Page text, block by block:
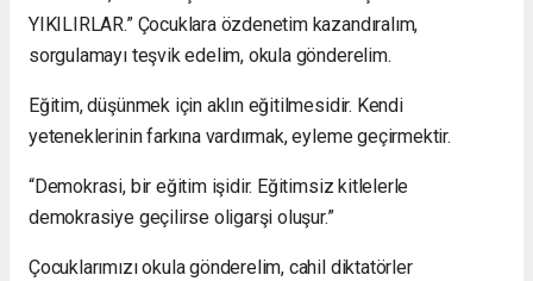
YIKILIRLAR.” Çocuklara özdenetim kazandıralım,
sorgulamayı teşvik edelim, okula gönderelim.
Eğitim, düşünmek için aklın eğitilmesidir. Kendi
yeteneklerinin farkına vardırmak, eyleme geçirmektir.
“Demokrasi, bir eğitim işidir. Eğitimsiz kitlelerle
demokrasiye geçilirse oligarşi oluşur.”
Çocuklarımızı okula gönderelim, cahil diktatörler